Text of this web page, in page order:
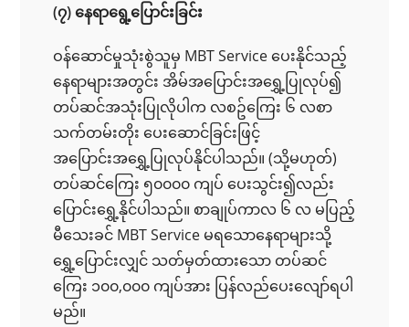
(၇) နေရာရွေ့ပြောင်းခြင်း
ဝန်ဆောင်မှုသုံးစွဲသူမှ MBT Service ပေးနိုင်သည့်
နေရာများအတွင်း အိမ်အပြောင်းအရွှေ့ပြုလုပ်၍
တပ်ဆင်အသုံးပြုလိုပါက လစဥ်ကြေး ၆ လစာ
သက်တမ်းတိုး ပေးဆောင်ခြင်းဖြင့်
အပြောင်းအရွှေ့ပြုလုပ်နိုင်ပါသည်။ (သို့မဟုတ်)
တပ်ဆင်ကြေး ၅၀၀၀၀ ကျပ် ပေးသွင်း၍လည်း
ပြောင်းရွှေ့နိုင်ပါသည်။ စာချုပ်ကာလ ၆ လ မပြည့်
မီသေးခင် MBT Service မရသောနေရာများသို့
ရွှေ့ပြောင်းလျှင် သတ်မှတ်ထားသော တပ်ဆင်
ကြေး ၁၀၀,၀၀၀ ကျပ်အား ပြန်လည်ပေးလျော်ရပါ
မည်။